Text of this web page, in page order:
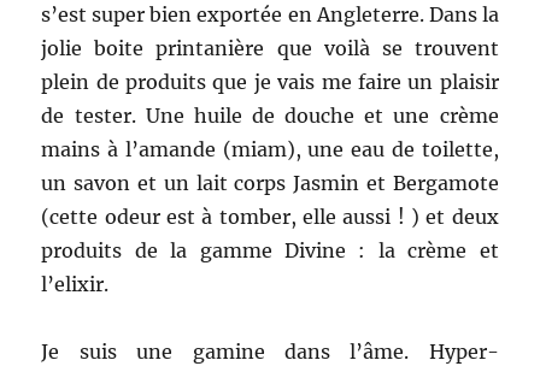
s’est super bien exportée en Angleterre. Dans la
jolie boite printanière que voilà se trouvent
plein de produits que je vais me faire un plaisir
de tester. Une huile de douche et une crème
mains à l’amande (miam), une eau de toilette,
un savon et un lait corps Jasmin et Bergamote
(cette odeur est à tomber, elle aussi ! ) et deux
produits de la gamme Divine : la crème et
l’elixir.
Je suis une gamine dans l’âme. Hyper-